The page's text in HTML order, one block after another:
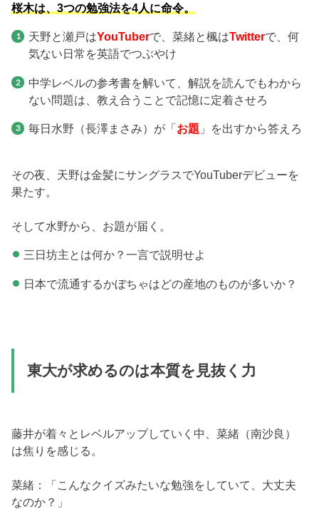
桜木は、3つの勉強法を4人に命令。
天野と瀬戸はYouTuberで、菜緒と楓はTwitterで、何
気ない日常を英語でつぶやけ
中学レベルの参考書を解いて、解説を読んでもわから
ない問題は、教え合うことで記憶に定着させろ
毎日水野（長澤まさみ）が「お題 」を出すから答えろ
その夜、天野は金髪にサングラスでYouTuberデビューを
果たす。
そして水野から、お題が届く。
三日坊主とは何か？一言で説明せよ
日本で流通するかぼちゃはどの産地のものが多いか？
東大が求めるのは本質を見抜く力
藤井が着々とレベルアップしていく中、菜緒（南沙良）
は焦りを感じる。
菜緒：「こんなクイズみたいな勉強をしていて、大丈夫
なのか？」